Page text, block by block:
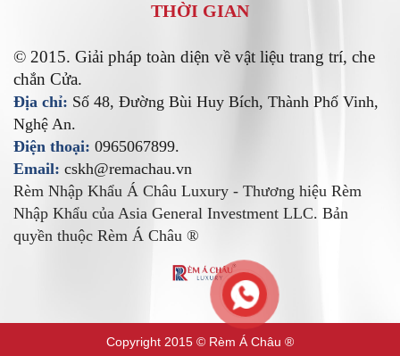
THỜI GIAN
© 2015. Giải pháp toàn diện về vật liệu trang trí, che
chắn Cửa.
Địa chỉ: Số 48, Đường Bùi Huy Bích, Thành Phố Vinh,
Nghệ An.
Điện thoại: 0965067899.
Email: cskh@remachau.vn
Rèm Nhập Khẩu Á Châu Luxury - Thương hiệu Rèm
Nhập Khẩu của Asia General Investment LLC. Bản
quyền thuộc Rèm Á Châu ®
Copyright 2015 © Rèm Á Châu ®